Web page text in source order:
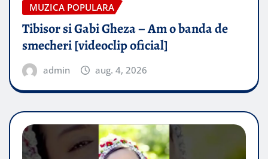
MUZICA POPULARA
Tibisor si Gabi Gheza – Am o banda de
smecheri [videoclip oficial]
admin aug. 4, 2026